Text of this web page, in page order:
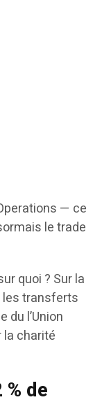
— ce
le trade
quoi ? Sur la
les transferts
du l’Union
la charité
de